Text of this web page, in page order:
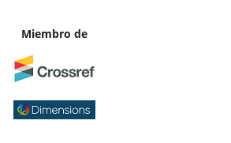
Miembro de